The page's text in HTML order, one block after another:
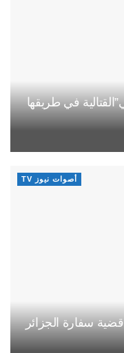
في طريقها
أصوات نيوز TV
سفارة الجزائر